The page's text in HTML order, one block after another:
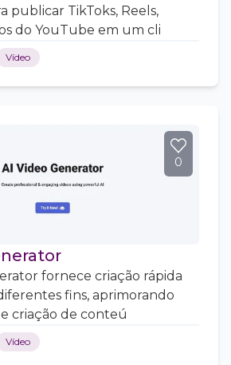
publicar TikToks, Reels,
do YouTube em um cli
Vídeo
0
fornece criação rápida
fins, aprimorando
criação de conteú
Vídeo